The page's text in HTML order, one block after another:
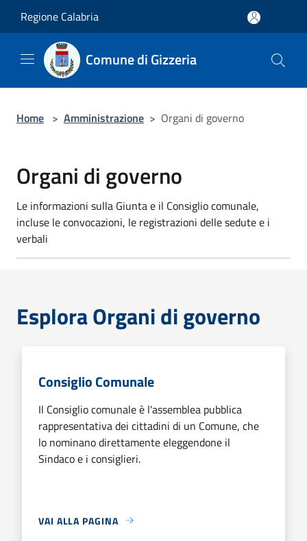
Regione Calabria
Comune di Gizzeria
Home > Amministrazione > Organi di governo
Organi di governo
Le informazioni sulla Giunta e il Consiglio comunale,
incluse le convocazioni, le registrazioni delle sedute e i
verbali
Esplora Organi di governo
Consiglio Comunale
Il Consiglio comunale è l'assemblea pubblica
rappresentativa dei cittadini di un Comune, che
lo nominano direttamente eleggendone il
Sindaco e i consiglieri.
VAI ALLA PAGINA